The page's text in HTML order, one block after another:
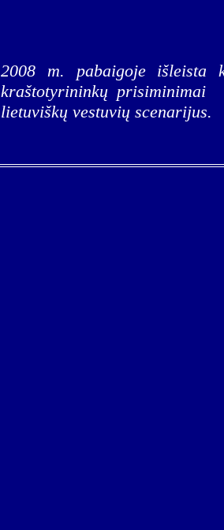
2008 m. pabaigoje išleista
kraštotyrininkų prisiminimai
lietuviškų vestuvių scenarijus.